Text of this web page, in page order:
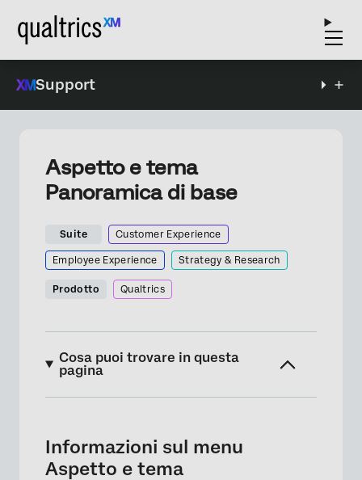
Support
Aspetto e tema
Panoramica di base
Suite Customer Experience
Employee Experience Strategy & Research
Prodotto Qualtrics
Cosa puoi trovare in questa
pagina
Personalizzazione dell’aspetto dei progetti
Personalizzazione dell’Aspetto e del Tema in
Informazioni sul menu
Aspetto e tema